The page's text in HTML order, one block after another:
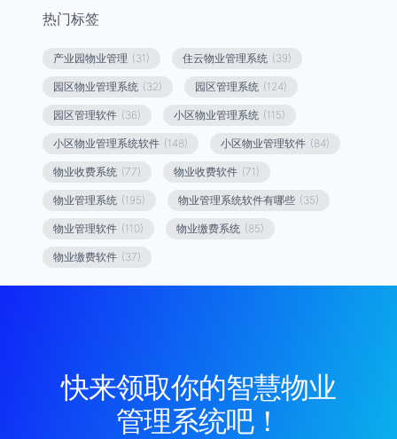
热门标签
产业园物业管理 (31) 住云物业管理系统 (39)
园区物业管理系统 (32) 园区管理系统 (124)
园区管理软件 (36) 小区物业管理系统 (115)
小区物业管理系统软件 (148) 小区物业管理软件 (84)
物业收费系统 (77) 物业收费软件 (71)
物业管理系统 (195) 物业管理系统软件有哪些 (35)
物业管理软件 (110) 物业缴费系统 (85)
物业缴费软件 (37)
快来领取你的智慧物业
管理系统吧！